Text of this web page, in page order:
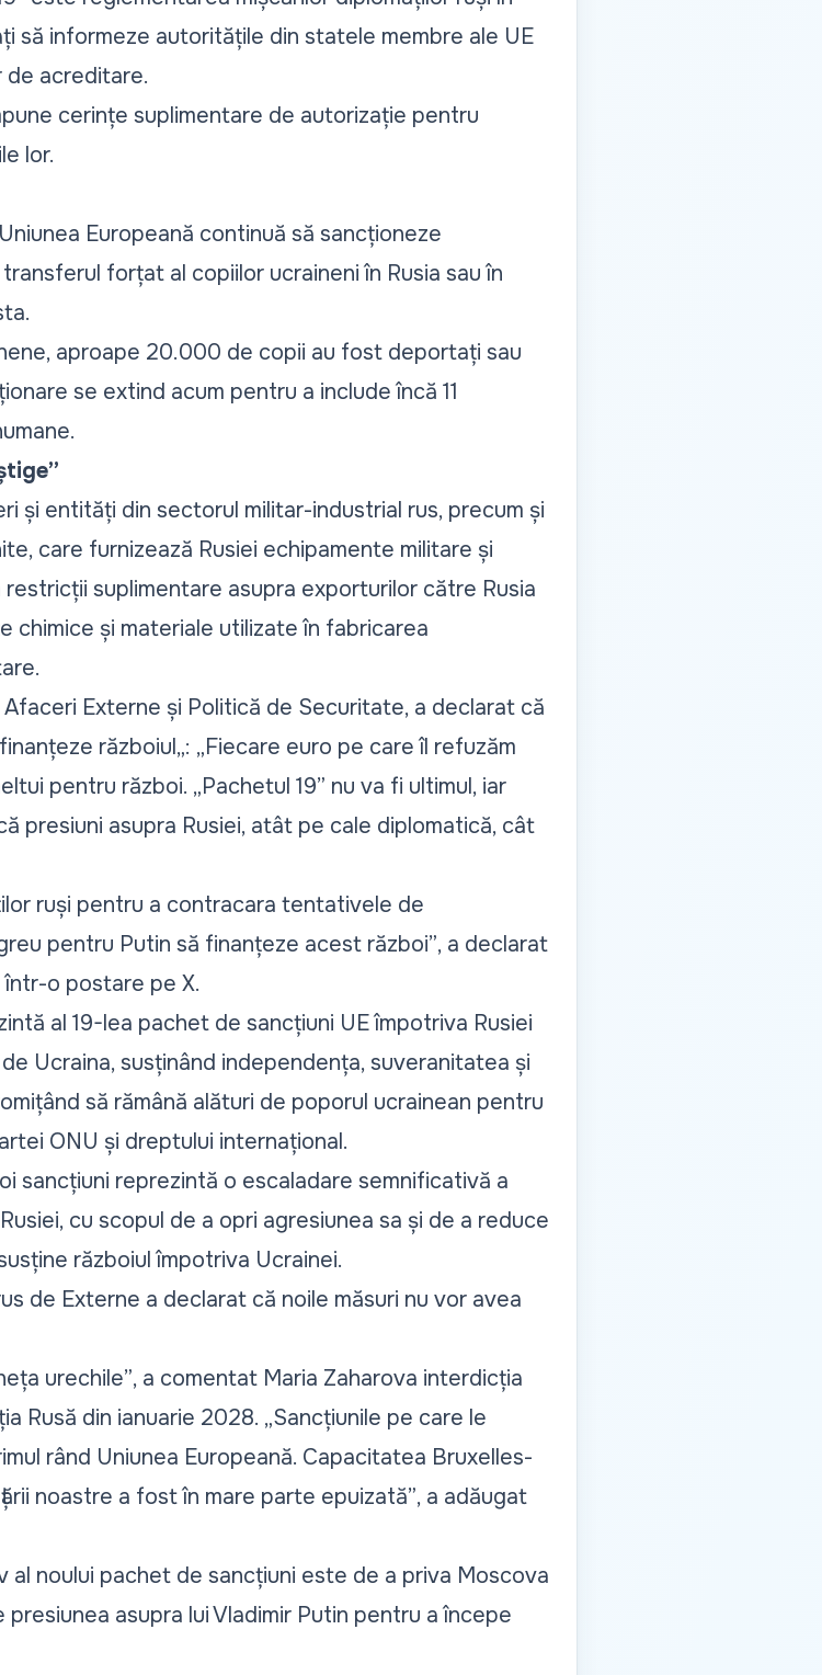
să informeze autoritățile din statele membre ale UE
de acreditare.
cerințe suplimentare de autorizație pentru
lor.
Europeană continuă să sancționeze
forțat al copiilor ucraineni în Rusia sau în
aproape 20.000 de copii au fost deportați sau
se extind acum pentru a include încă 11
și entități din sectorul militar-industrial rus, precum și
care furnizează Rusiei echipamente militare și
suplimentare asupra exporturilor către Rusia
și materiale utilizate în fabricarea
Externe și Politică de Securitate, a declarat că
războiul„: „Fiecare euro pe care îl refuzăm
pentru război. „Pachetul 19” nu va fi ultimul, iar
presiuni asupra Rusiei, atât pe cale diplomatică, cât
ruși pentru a contracara tentativele de
pentru Putin să finanțeze acest război”, a declarat
într-o postare pe X.
al 19-lea pachet de sancțiuni UE împotriva Rusiei
Ucraina, susținând independența, suveranitatea și
să rămână alături de poporul ucrainean pentru
ONU și dreptului internațional.
sancțiuni reprezintă o escaladare semnificativă a
cu scopul de a opri agresiunea sa și de a reduce
războiul împotriva Ucrainei.
de Externe a declarat că noile măsuri nu vor avea
urechile”, a comentat Maria Zaharova interdicția
Rusă din ianuarie 2028. „Sancțiunile pe care le
rând Uniunea Europeană. Capacitatea Bruxelles-
noastre a fost în mare parte epuizată”, a adăugat
noului pachet de sancțiuni este de a priva Moscova
asupra lui Vladimir Putin pentru a începe